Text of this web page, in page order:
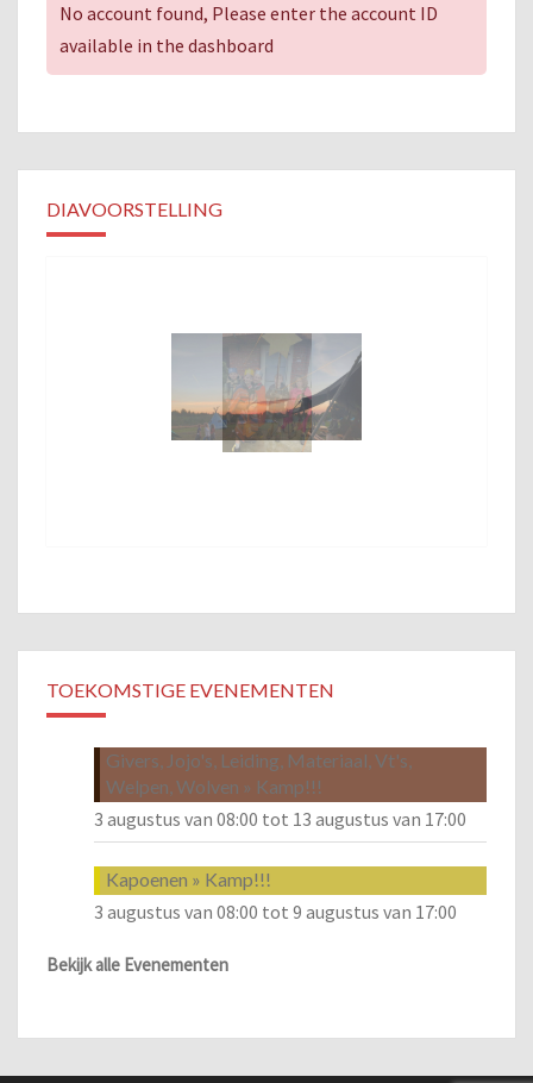
No account found, Please enter the account ID
available in the dashboard
DIAVOORSTELLING
TOEKOMSTIGE EVENEMENTEN
Givers, Jojo's, Leiding, Materiaal, Vt's,
Welpen, Wolven » Kamp!!!
3 augustus van 08:00 tot 13 augustus van 17:00
Kapoenen » Kamp!!!
3 augustus van 08:00 tot 9 augustus van 17:00
Bekijk alle Evenementen